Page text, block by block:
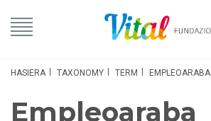
HASIERA TAXONOMY TERM EMPLEOARABA
Empleoaraba